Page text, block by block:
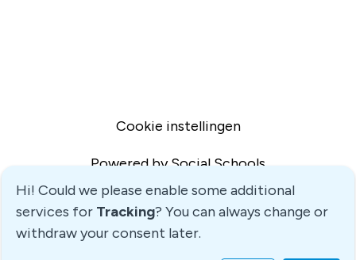
Cookie instellingen
Powered bySocial Schools
Hi! Could we please enable some additional
services for Tracking? You can always change or
withdraw your consent later.